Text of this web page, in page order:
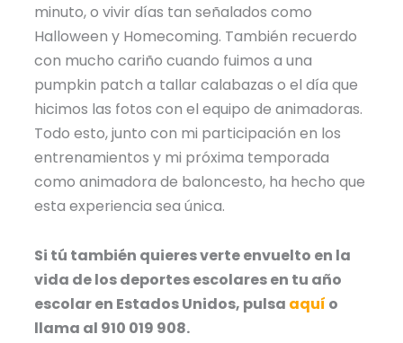
minuto, o vivir días tan señalados como
Halloween y Homecoming. También recuerdo
con mucho cariño cuando fuimos a una
pumpkin patch a tallar calabazas o el día que
hicimos las fotos con el equipo de animadoras.
Todo esto, junto con mi participación en los
entrenamientos y mi próxima temporada
como animadora de baloncesto, ha hecho que
esta experiencia sea única.
Si tú también quieres verte envuelto en la
vida de los deportes escolares en tu año
escolar en Estados Unidos, pulsa aquí o
llama al 910 019 908.